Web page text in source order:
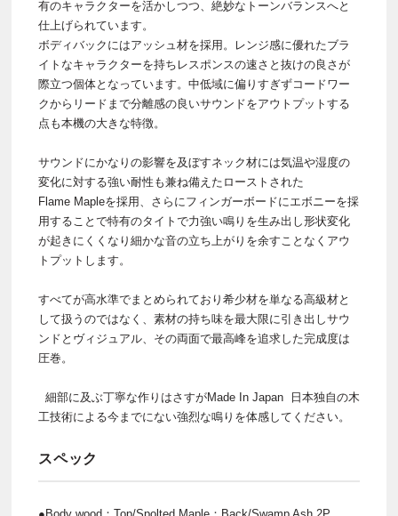
有のキャラクターを活かしつつ、絶妙なトーンバランスへと
仕上げられています。
ボディバックにはアッシュ材を採用。レンジ感に優れたブラ
イトなキャラクターを持ちレスポンスの速さと抜けの良さが
際立つ個体となっています。中低域に偏りすぎずコードワー
クからリードまで分離感の良いサウンドをアウトプットする
点も本機の大きな特徴。
サウンドにかなりの影響を及ぼすネック材には気温や湿度の
変化に対する強い耐性も兼ね備えたローストされた
Flame Mapleを採用、さらにフィンガーボードにエボニーを採
用することで特有のタイトで力強い鳴りを生み出し形状変化
が起きにくくなり細かな音の立ち上がりを余すことなくアウ
トプットします。
すべてが高水準でまとめられており希少材を単なる高級材と
して扱うのではなく、素材の持ち味を最大限に引き出しサウ
ンドとヴィジュアル、その両面で最高峰を追求した完成度は
圧巻。
細部に及ぶ丁寧な作りはさすがMade In Japan 日本独自の木
工技術による今までにない強烈な鳴りを体感してください。
スペック